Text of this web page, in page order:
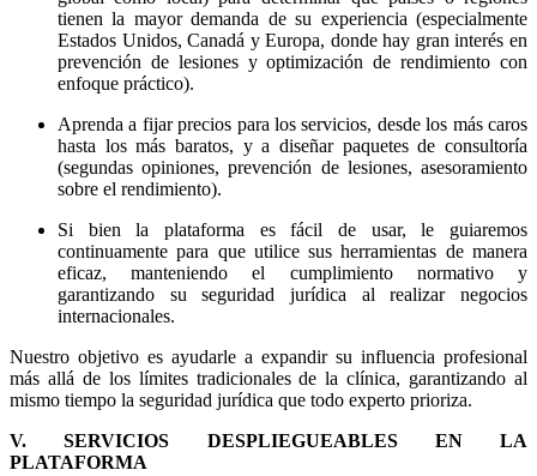
tienen la mayor demanda de su experiencia (especialmente
Estados Unidos, Canadá y Europa, donde hay gran interés en
prevención de lesiones y optimización de rendimiento con
enfoque práctico).
Aprenda a fijar precios para los servicios, desde los más caros
hasta los más baratos, y a diseñar paquetes de consultoría
(segundas opiniones, prevención de lesiones, asesoramiento
sobre el rendimiento).
Si bien la plataforma es fácil de usar, le guiaremos
continuamente para que utilice sus herramientas de manera
eficaz, manteniendo el cumplimiento normativo y
garantizando su seguridad jurídica al realizar negocios
internacionales.
Nuestro objetivo es ayudarle a expandir su influencia profesional
más allá de los límites tradicionales de la clínica, garantizando al
mismo tiempo la seguridad jurídica que todo experto prioriza.
V. SERVICIOS DESPLIEGUEABLES EN LA
PLATAFORMA